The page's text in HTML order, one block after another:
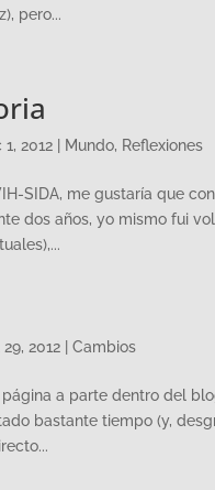
pero...
1, 2012 Mundo, Reflexiones
SIDA, me gustaría que
dos años, yo mismo fui
2012 Cambios
a parte dentro del
bastante tiempo (y,